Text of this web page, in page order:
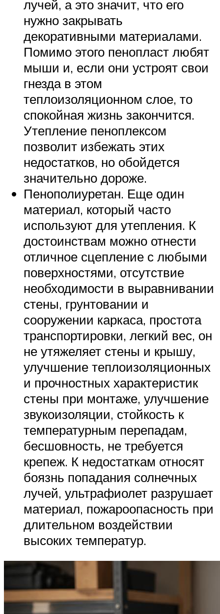
лучей, а это значит, что его
нужно закрывать
декоративными материалами.
Помимо этого пенопласт любят
мыши и, если они устроят свои
гнезда в этом
теплоизоляционном слое, то
спокойная жизнь закончится.
Утепление пеноплексом
позволит избежать этих
недостатков, но обойдется
значительно дороже.
Пенополиуретан. Еще один
материал, который часто
используют для утепления. К
достоинствам можно отнести
отличное сцепление с любыми
поверхностями, отсутствие
необходимости в выравнивании
стены, грунтовании и
сооружении каркаса, простота
транспортировки, легкий вес, он
не утяжеляет стены и крышу,
улучшение теплоизоляционных
и прочностных характеристик
стены при монтаже, улучшение
звукоизоляции, стойкость к
температурным перепадам,
бесшовность, не требуется
крепеж. К недостаткам относят
боязнь попадания солнечных
лучей, ультрафиолет разрушает
материал, пожароопасность при
длительном воздействии
высоких температур.